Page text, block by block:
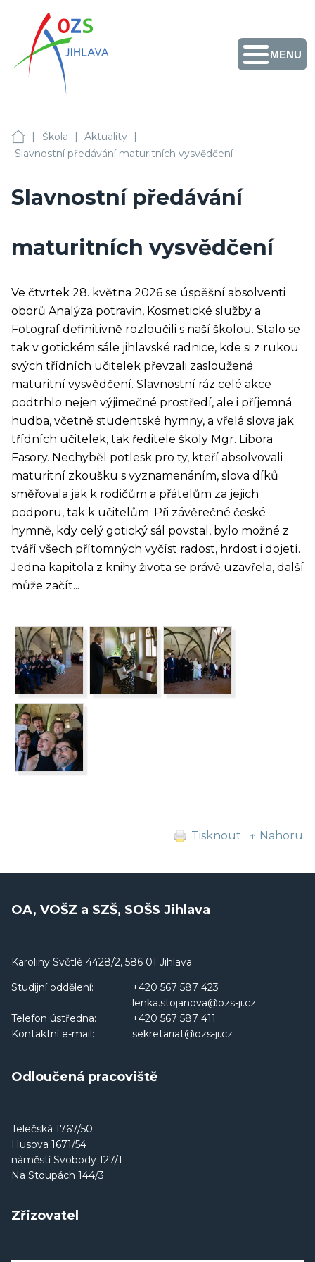
právem
státní jazykové
zkoušky Jihlava
MENU
sekretariat@ozs-ji.cz
OA, VOŠZ a SZŠ, SOŠS Jihlava
| Škola | Aktuality
|
Slavnostní předávání maturitních vysvědčení
Slavnostní předávání
maturitních vysvědčení
Ve čtvrtek 28. května 2026 se úspěšní absolventi
oborů Analýza potravin, Kosmetické služby a
Fotograf definitivně rozloučili s naší školou. Stalo se
tak v gotickém sále jihlavské radnice, kde si z rukou
svých třídních učitelek převzali zasloužená
maturitní vysvědčení. Slavnostní ráz celé akce
podtrhlo nejen výjimečné prostředí, ale i příjemná
hudba, včetně studentské hymny, a vřelá slova jak
třídních učitelek, tak ředitele školy Mgr. Libora
Fasory. Nechyběl potlesk pro ty, kteří absolvovali
maturitní zkoušku s vyznamenáním, slova díků
směřovala jak k rodičům a přátelům za jejich
podporu, tak k učitelům. Při závěrečné české
hymně, kdy celý gotický sál povstal, bylo možné z
tváří všech přítomných vyčíst radost, hrdost i dojetí.
Jedna kapitola z knihy života se právě uzavřela, další
může začít...
Tisknout ↑ Nahoru
OA, VOŠZ a SZŠ, SOŠS Jihlava
Karoliny Světlé 4428/2, 586 01 Jihlava
Studijní oddělení:
+420 567 587 423
lenka.stojanova@ozs-ji.cz
Telefon ústředna:
+420 567 587 411
Kontaktní e-mail:
sekretariat@ozs-ji.cz
Odloučená pracoviště
Telečská 1767/50
Husova 1671/54
náměstí Svobody 127/1
Na Stoupách 144/3
Zřizovatel